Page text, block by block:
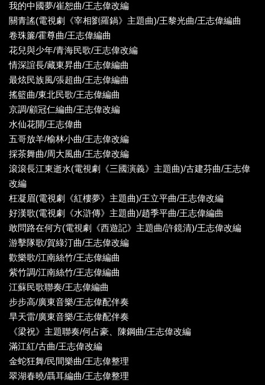
我的中國夢/崔恕曲/王志偉改編
關青謠(電視劇《宰相劉羅鍋》主題曲)/王黎光曲/王志偉編曲
卷珠簾/霍尊曲/王志偉編曲
花兒與少年/青海民歌/王志偉改編
情深誼長/藏東昇曲/王志偉編曲
最炫民族風/張超曲/王志偉編曲
搖籃曲/東北民歌/王志偉編曲
京調/顧冠仁編曲/王志偉改編
水仙花開/王志偉曲
五哥放羊/榆林小曲/王志偉改編
採茶舞曲/周大風曲/王志偉改編
滾滾長江東逝水(電視劇《三國演義》主題曲)/古建芬曲/王志偉
改編
枉凝眉(電視劇《紅樓夢》主題曲)/王立平曲/王志偉改編
好漢歌(電視劇《水滸傳》主題曲)/趙季平曲/王志偉編曲
敢問路在何方(電視劇《西遊記》主題曲/許鏡清)/王志偉改編
游擊隊歌/賀綠汀曲/王志偉改編
歡樂歌/江南絲竹/王志偉編曲
紫竹調/江南絲竹/王志偉編曲
江蘇民歌聯奏/王志偉編曲
步步高/廣東音樂/王志偉配伴奏
旱天雷/廣東音樂/王志偉配伴奏
《梁祝》主題聯奏/何占豪、陳鋼曲/王志偉改編
滿江紅/古曲/王志偉改編
金蛇狂舞/民間樂曲/王志偉整理
翠湖春曉/聶耳編曲/王志偉整理